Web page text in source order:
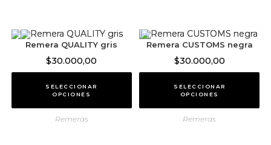
Remera QUALITY gris
$30.000,00
SELECCIONAR
OPCIONES
Remeras
Remera CUSTOMS negra
$30.000,00
SELECCIONAR
OPCIONES
Remeras